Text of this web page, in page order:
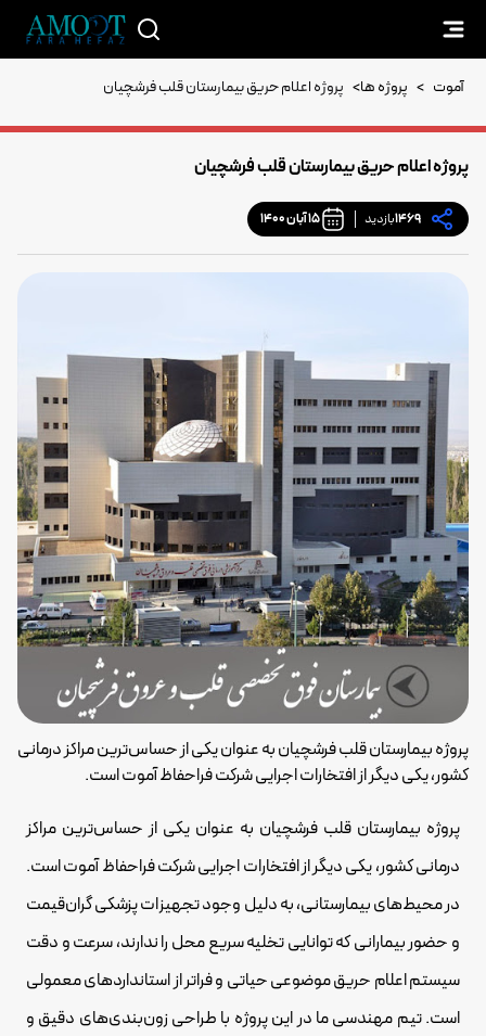
آموت > پروژه ها> پروژه اعلام حریق بیمارستان قلب فرشچیان
پروژه اعلام حریق بیمارستان قلب فرشچیان
1469بازدید 15 آبان 1400
پروژه بیمارستان قلب فرشچیان به عنوان یکی از حساس‌ترین مراکز درمانی
کشور، یکی دیگر از افتخارات اجرایی شرکت فراحفاظ آموت است.
پروژه بیمارستان قلب فرشچیان به عنوان یکی از حساس‌ترین مراکز
درمانی کشور، یکی دیگر از افتخارات اجرایی شرکت فراحفاظ آموت است.
در محیط‌های بیمارستانی، به دلیل وجود تجهیزات پزشکی گران‌قیمت
و حضور بیمارانی که توانایی تخلیه سریع محل را ندارند، سرعت و دقت
سیستم اعلام حریق موضوعی حیاتی و فراتر از استانداردهای معمولی
است. تیم مهندسی ما در این پروژه با طراحی زون‌بندی‌های دقیق و